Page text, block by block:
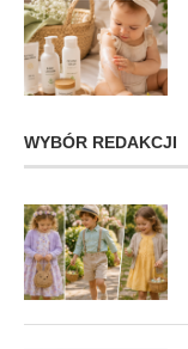
WYBÓR REDAKCJI